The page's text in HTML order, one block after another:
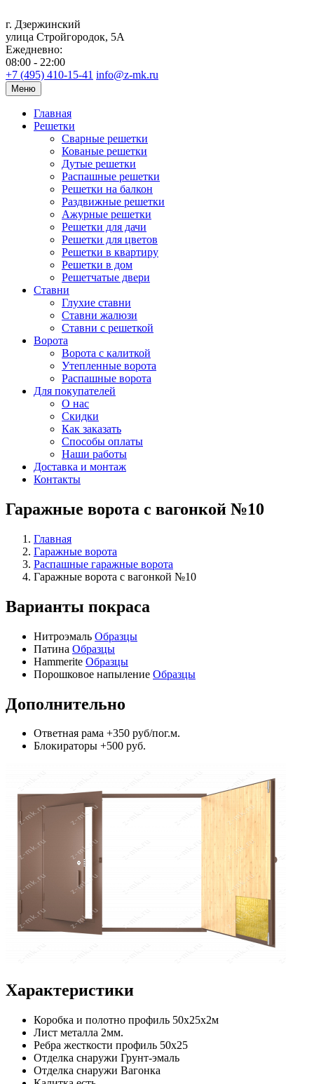
г. Дзержинский
улица Стройгородок, 5А
Ежедневно:
08:00 - 22:00
+7 (495) 410-15-41 info@z-mk.ru
Меню
Главная
Решетки
Сварные решетки
Кованые решетки
Дутые решетки
Распашные решетки
Решетки на балкон
Раздвижные решетки
Ажурные решетки
Решетки для дачи
Решетки для цветов
Решетки в квартиру
Решетки в дом
Решетчатые двери
Ставни
Глухие ставни
Ставни жалюзи
Ставни с решеткой
Ворота
Ворота с калиткой
Утепленные ворота
Распашные ворота
Для покупателей
О нас
Скидки
Как заказать
Способы оплаты
Наши работы
Доставка и монтаж
Контакты
Гаражные ворота с вагонкой №10
Главная
Гаражные ворота
Распашные гаражные ворота
Гаражные ворота с вагонкой №10
Варианты покраса
Нитроэмаль Образцы
Патина Образцы
Hammerite Образцы
Порошковое напыление Образцы
Дополнительно
Ответная рама +350 руб/пог.м.
Блокираторы +500 руб.
Характеристики
Коробка и полотно профиль 50х25х2м
Лист металла 2мм.
Ребра жесткости профиль 50х25
Отделка снаружи Грунт-эмаль
Отделка снаружи Вагонка